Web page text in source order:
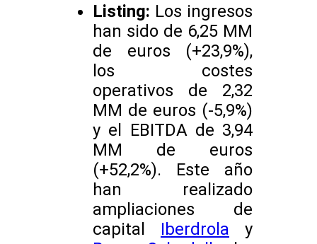
Listing: Los ingresos
han sido de 6,25 MM
de euros (+23,9%),
los costes
operativos de 2,32
MM de euros (-5,9%)
y el EBITDA de 3,94
MM de euros
(+52,2%). Este año
han realizado
ampliaciones de
capital Iberdrola y